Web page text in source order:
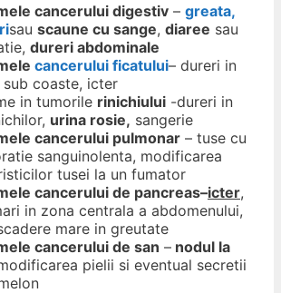
cancerului digestiv – greata,
sau scaune cu sange, diaree sau
dureri abdominale
cancerului ficatului– dureri in
coaste, icter
in tumorile rinichiului -dureri in
urina rosie, sangerie
cancerului pulmonar – tuse cu
sanguinolenta, modificarea
tusei la un fumator
cancerului de pancreas–icter,
in zona centrala a abdomenului,
mare in greutate
cancerului de san – nodul la
pielii si eventual secretii